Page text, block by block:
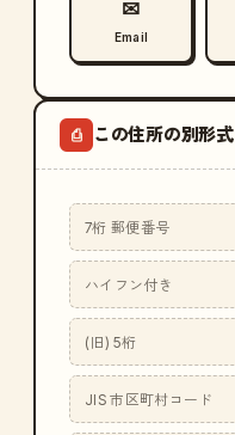
✉
Email
⎙ この住所の別形式
7桁 郵便番号
ハイフン付き
(旧) 5桁
JIS 市区町村コード